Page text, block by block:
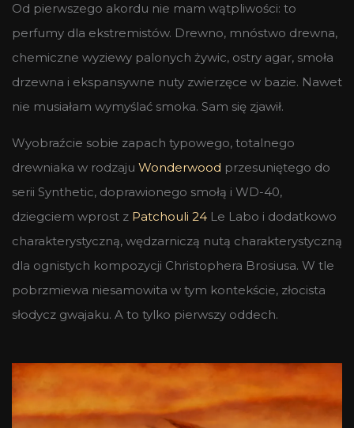
Od pierwszego akordu nie mam wątpliwości: to
perfumy dla ekstremistów. Drewno, mnóstwo drewna,
chemiczne wyziewy palonych żywic, ostry agar, smoła
drzewna i ekspansywne nuty zwierzęce w bazie. Nawet
nie musiałam wymyślać smoka. Sam się zjawił.
Wyobraźcie sobie zapach typowego, totalnego
drewniaka w rodzaju Wonderwood przesuniętego do
serii Synthetic, doprawionego smołą i WD-40,
dziegciem wprost z Patchouli 24 Le Labo i dodatkowo
charakterystyczną, wędzarniczą nutą charakterystyczną
dla ognistych kompozycji Christophera Brosiusa. W tle
pobrzmiewa niesamowita w tym kontekście, złocista
słodycz gwajaku. A to tylko pierwszy oddech.